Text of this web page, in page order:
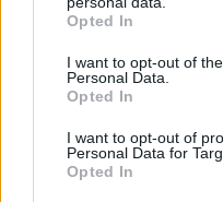
grant or deny consent to
use your data for below
consent section.
Opted In
I want to opt-out of
Personal Data.
Opted In
I want to opt-out of
Personal Data for
Opted In
Games